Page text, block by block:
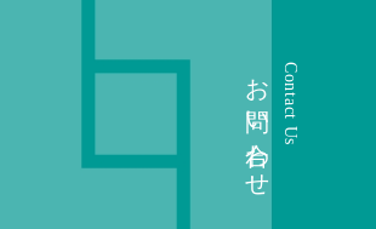
Contact Us
お問い合わせ